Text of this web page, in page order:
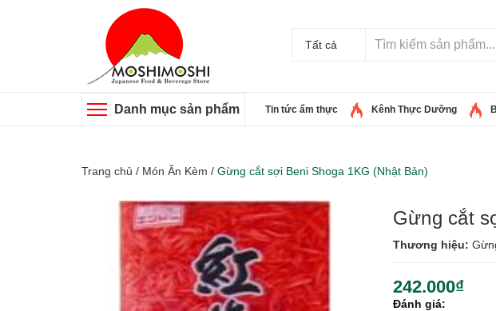
Tất cả
Danh mục sản phẩm Tin tức ẩm thực Kênh Thực Dưỡng
Trang chủ / Món Ăn Kèm / Gừng cắt sợi Beni Shoga 1KG (Nhật Bản)
Gừng cắt
Thương hiệu:
242.000₫
Đánh giá: